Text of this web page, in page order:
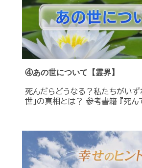
④あの世について【霊界】
死んだらどうなる？私たちがいず
世」の真相とは？ 参考書籍 『死ん